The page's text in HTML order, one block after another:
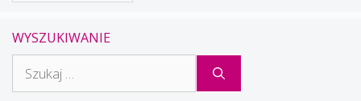
WYSZUKIWANIE